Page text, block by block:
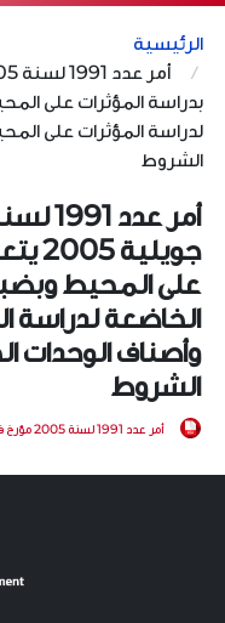
الرئيسية
بدراسة المؤثرات على
لدراسة المؤثرات على
الشروط
على المحيط
الخاضعة لدراسة
وأصناف الوحدات
الشروط
أمر عدد 1991 لسنة 2005 مؤرخ في 11 جويلية 2005.pdf